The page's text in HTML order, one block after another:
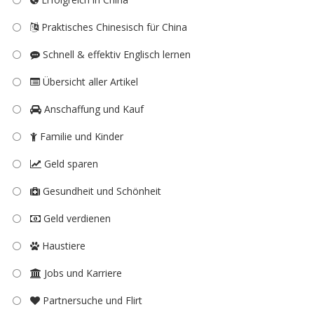
Praktisches Chinesisch für China
Schnell & effektiv Englisch lernen
Übersicht aller Artikel
Anschaffung und Kauf
Familie und Kinder
Geld sparen
Gesundheit und Schönheit
Geld verdienen
Haustiere
Jobs und Karriere
Partnersuche und Flirt